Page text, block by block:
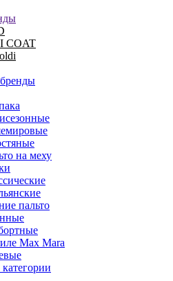
COAT
на меху
пальто
Max Mara